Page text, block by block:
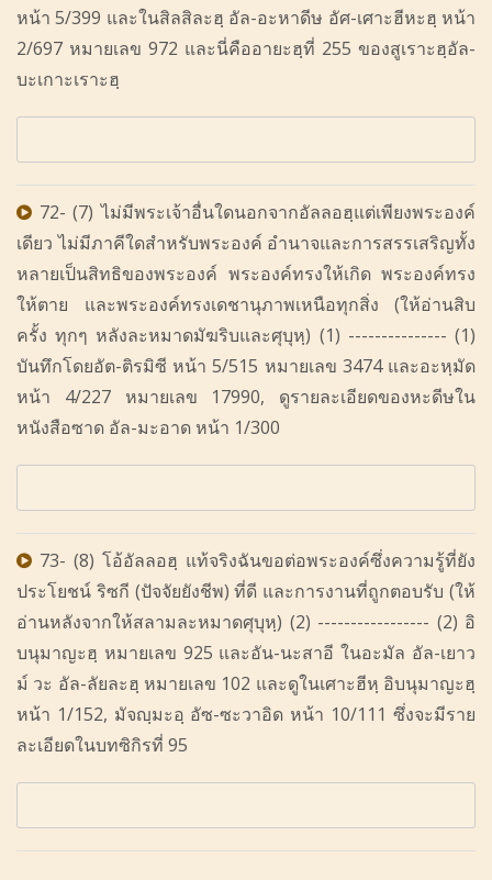
หน้า 5/399 และในสิลสิละฮฺ อัล-อะหาดีษ อัศ-เศาะฮีหะฮฺ หน้า
2/697 หมายเลข 972 และนี่คืออายะฮฺที่ 255 ของสูเราะฮฺอัล-
บะเกาะเราะฮฺ
72- (7) ไม่มีพระเจ้าอื่นใดนอกจากอัลลอฮฺแต่เพียงพระองค์
เดียว ไม่มีภาคีใดสำหรับพระองค์ อำนาจและการสรรเสริญทั้ง
หลายเป็นสิทธิของพระองค์ พระองค์ทรงให้เกิด พระองค์ทรง
ให้ตาย และพระองค์ทรงเดชานุภาพเหนือทุกสิ่ง (ให้อ่านสิบ
ครั้ง ทุกๆ หลังละหมาดมัฆริบและศุบุหฺ) (1) --------------- (1)
บันทึกโดยอัต-ติรมิซี หน้า 5/515 หมายเลข 3474 และอะหฺมัด
หน้า 4/227 หมายเลข 17990, ดูรายละเอียดของหะดีษใน
หนังสือซาด อัล-มะอาด หน้า 1/300
73- (8) โอ้อัลลอฮฺ แท้จริงฉันขอต่อพระองค์ซึ่งความรู้ที่ยัง
ประโยชน์ ริซกี (ปัจจัยยังชีพ) ที่ดี และการงานที่ถูกตอบรับ (ให้
อ่านหลังจากให้สลามละหมาดศุบุหฺ) (2) ----------------- (2) อิ
บนุมาญะฮฺ หมายเลข 925 และอัน-นะสาอี ในอะมัล อัล-เยาว
ม์ วะ อัล-ลัยละฮฺ หมายเลข 102 และดูในเศาะฮีหฺ อิบนุมาญะฮฺ
หน้า 1/152, มัจญฺมะอฺ อัซ-ซะวาอิด หน้า 10/111 ซึ่งจะมีราย
ละเอียดในบทซิกิรที่ 95